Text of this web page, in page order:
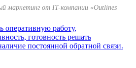
маркетинг от IT-компании «Outlines
оперативную работу,
готовность решать
постоянной обратной связи.